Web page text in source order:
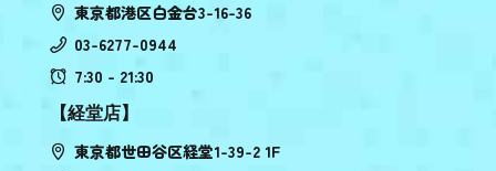
東京都港区白金台3-16-36
03-6277-0944
7:30 - 21:30
【経堂店】
東京都世田谷区経堂1-39-2 1F